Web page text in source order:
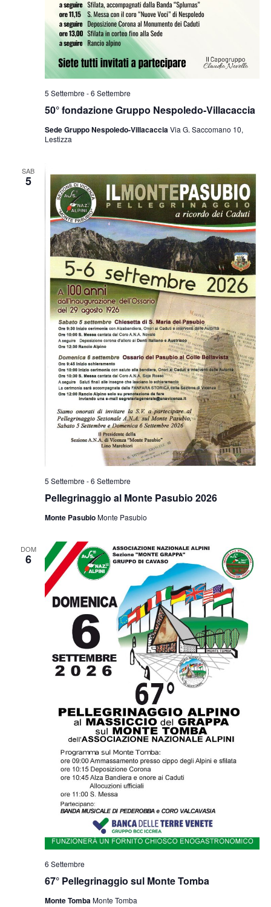
50° fondazione Gruppo Nespoledo-Villacaccia
5 Settembre -6 Settembre
Sede Gruppo Nespoledo-VillacacciaVia G. Saccomano 10,
Lestizza
SAB
5
Pellegrinaggio al Monte Pasubio 2026
5 Settembre -6 Settembre
Monte PasubioMonte Pasubio
DOM
6
67° Pellegrinaggio sul Monte Tomba
6 Settembre
Monte TombaMonte Tomba